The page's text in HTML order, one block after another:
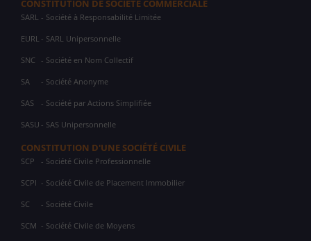
CONSTITUTION DE SOCIÉTÉ COMMERCIALE
SARL - Société à Responsabilité Limitée
EURL - SARL Unipersonnelle
SNC - Société en Nom Collectif
SA - Société Anonyme
SAS - Société par Actions Simplifiée
SASU - SAS Unipersonnelle
CONSTITUTION D'UNE SOCIÉTÉ CIVILE
SCP - Société Civile Professionnelle
SCPI - Société Civile de Placement Immobilier
SC - Société Civile
SCM - Société Civile de Moyens